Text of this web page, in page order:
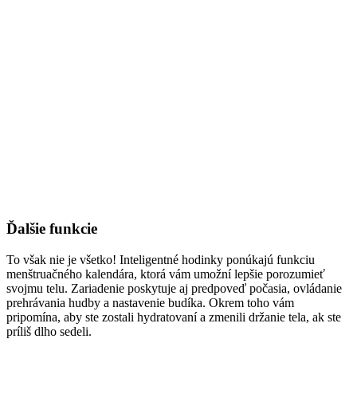
Ďalšie funkcie
To však nie je všetko! Inteligentné hodinky ponúkajú funkciu
menštruačného kalendára, ktorá vám umožní lepšie porozumieť
svojmu telu. Zariadenie poskytuje aj predpoveď počasia, ovládanie
prehrávania hudby a nastavenie budíka. Okrem toho vám
pripomína, aby ste zostali hydratovaní a zmenili držanie tela, ak ste
príliš dlho sedeli.